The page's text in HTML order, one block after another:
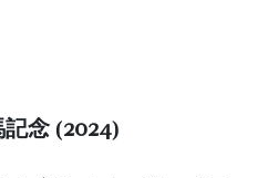
記念 (2024)